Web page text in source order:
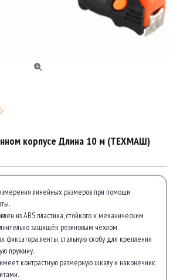
корпусе Длина 10 м (ТЕХМАШ)
линейных размеров при помощи
из ABS пластика, стойкого к механическим
защищён резиновым чехлом.
фиксатора ленты, стальную скобу для крепления
пружину.
контрастную размерную шкалу и наконечник